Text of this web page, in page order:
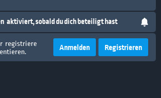
aktiviert, sobald du dich beteiligt hast
registriere
Anmelden Registrieren